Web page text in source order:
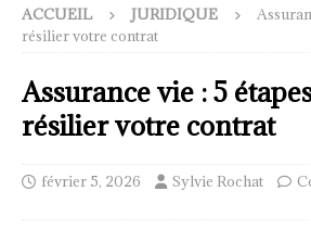
ACCUEIL JURIDIQUE
résilier votre contrat
Assurance vie : 5
résilier votre contrat
février 5, 2026 Sylvie Rochat